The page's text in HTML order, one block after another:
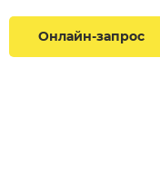
Онлайн-запрос